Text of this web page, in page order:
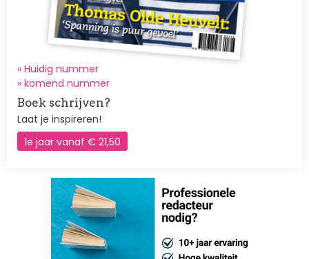
» Huidig nummer
» komend nummer
Boek schrijven?
Laat je inspireren!
1e jaar vanaf € 21,50